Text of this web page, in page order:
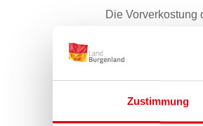
Zustimmung
Die Vorverkostung
Punkte-Schema.
letztlich als Sieger